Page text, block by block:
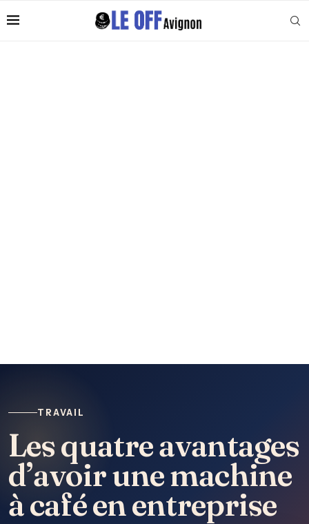
TRAVAIL
Les quatre avantages
d’avoir une machine
à café en entreprise